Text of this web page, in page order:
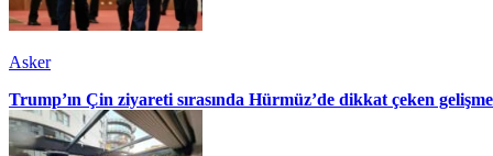
Asker
Trump’ın Çin ziyareti sırasında Hürmüz’de dikkat çeken gelişme